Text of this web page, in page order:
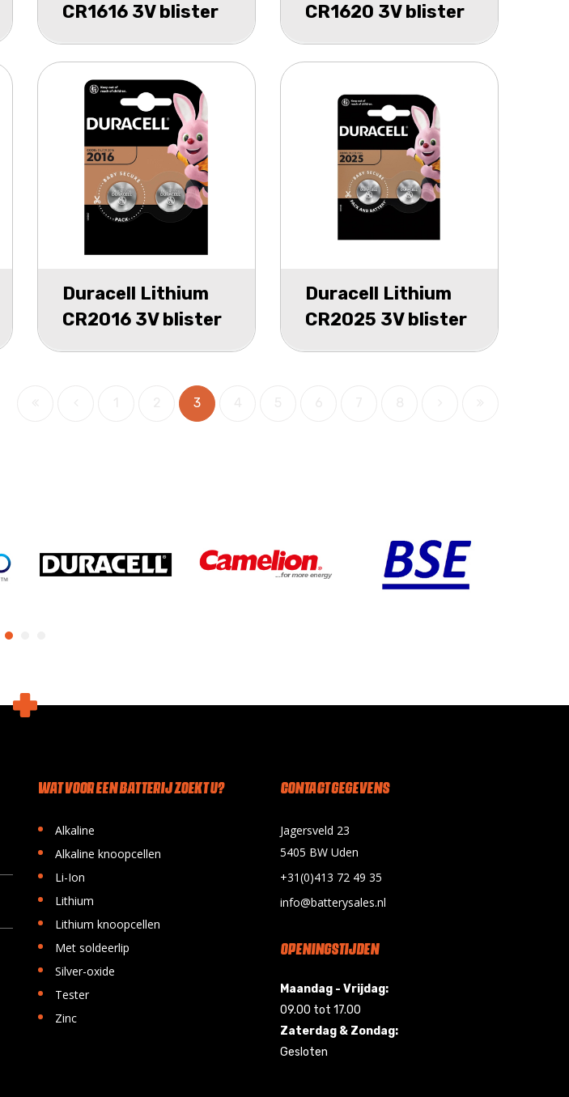
CR1616 3V blister
CR1620 3V blister
Duracell Lithium
CR2016 3V blister
Duracell Lithium
CR2025 3V blister
3
WAT VOOR EEN BATTERIJ ZOEKT U?
• Alkaline
• Alkaline knoopcellen
• Li-Ion
• Lithium
• Lithium knoopcellen
• Met soldeerlip
• Silver-oxide
• Tester
• Zinc
CONTACT GEGEVENS
Jagersveld 23
5405 BW Uden
+31(0)413 72 49 35
info@batterysales.nl
OPENINGSTIJDEN
Maandag - Vrijdag:
09.00 tot 17.00
Zaterdag & Zondag:
Gesloten